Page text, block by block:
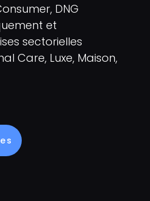
DNG
et
sectorielles
Care, Luxe, Maison,